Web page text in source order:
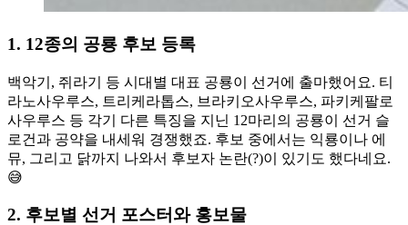
1. 12종의 공룡 후보 등록
백악기, 쥐라기 등 시대별 대표 공룡이 선거에 출마했어요. 티
라노사우루스, 트리케라톱스, 브라키오사우루스, 파키케팔로
사우루스 등 각기 다른 특징을 지닌 12마리의 공룡이 선거 슬
로건과 공약을 내세워 경쟁했죠. 후보 중에서는 익룡이나 에
뮤, 그리고 닭까지 나와서 후보자 논란(?)이 있기도 했다네요.
😅
2. 후보별 선거 포스터와 홍보물